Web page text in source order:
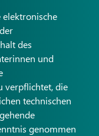
elektronische
des
und
verpflichtet, die
technischen
genommen